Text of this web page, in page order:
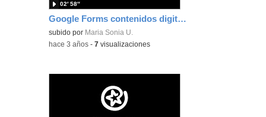
Google Forms contenidos digitales María Sonia Ures Souto
subido por Maria Sonia U.
02′ 58″
-hace 3 años -7 visualizaciones